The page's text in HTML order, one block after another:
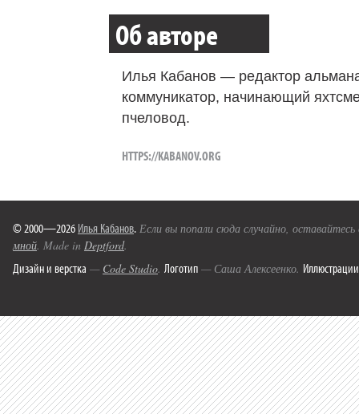
Об авторе
Илья Кабанов — редактор
коммуникатор, начинающий
пчеловод.
HTTPS://KABANOV.ORG
© 2000—2026 Илья Кабанов. Если вы попали сюда случайно,
мной. Made in Deptford.
Дизайн и верстка — Code Studio. Логотип — Саша Алексеенко. Иллюстрации